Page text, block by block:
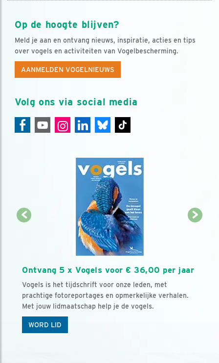
Op de hoogte blijven?
Meld je aan en ontvang nieuws, inspiratie, acties en tips
over vogels en activiteiten van Vogelbescherming.
AANMELDEN VOGELNIEUWS
Volg ons via social media
Ontvang 5 x Vogels voor € 36,00 per jaar
Vogels is het tijdschrift voor onze leden, met
prachtige fotoreportages en opmerkelijke verhalen.
Met jouw lidmaatschap help je de vogels.
WORD LID